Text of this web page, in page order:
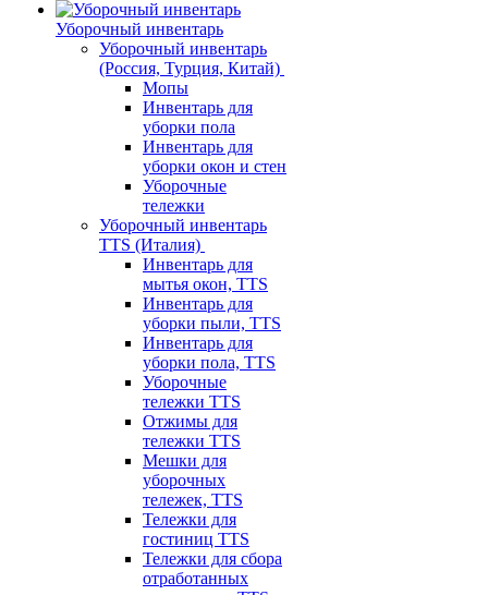
Уборочный инвентарь
Уборочный инвентарь
(Россия, Турция, Китай)
Мопы
Инвентарь для
уборки пола
Инвентарь для
уборки окон и стен
Уборочные
тележки
Уборочный инвентарь
TTS (Италия)
Инвентарь для
мытья окон, TTS
Инвентарь для
уборки пыли, TTS
Инвентарь для
уборки пола, TTS
Уборочные
тележки TTS
Отжимы для
тележки TTS
Мешки для
уборочных
тележек, TTS
Тележки для
гостиниц TTS
Тележки для сбора
отработанных